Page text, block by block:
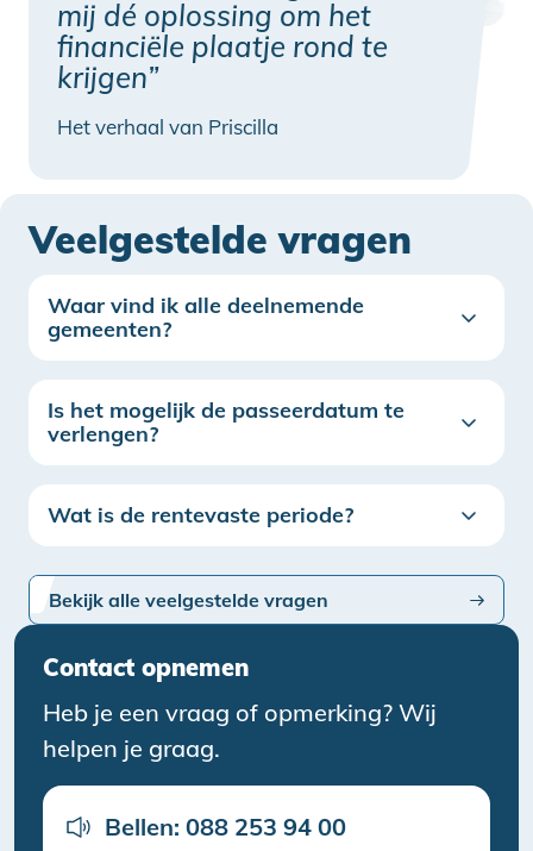
mij dé oplossing om het
financiële plaatje rond te
krijgen”
Het verhaal van Priscilla
Veelgestelde vragen
Waar vind ik alle deelnemende
gemeenten?
Is het mogelijk de passeerdatum te
verlengen?
Wat is de rentevaste periode?
Bekijk alle veelgestelde vragen
Contact opnemen
Heb je een vraag of opmerking? Wij
helpen je graag.
Bellen: 088 253 94 00